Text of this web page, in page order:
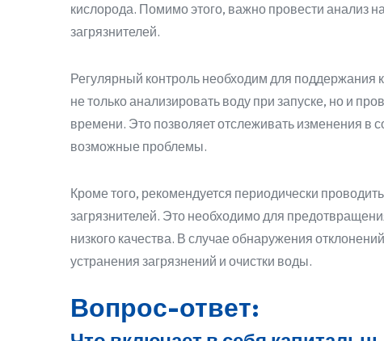
кислорода. Помимо этого, важно провести анализ
загрязнителей.
Регулярный контроль необходим для
не только анализировать воду при запуске, но и
времени. Это позволяет отслеживать изменения в
возможные проблемы.
Кроме того, рекомендуется периодически
загрязнителей. Это необходимо для
низкого качества. В случае обнаружения
устранения загрязнений и очистки воды.
Вопрос-ответ: